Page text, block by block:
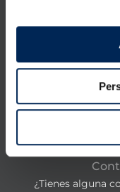
¿Tienes alguna